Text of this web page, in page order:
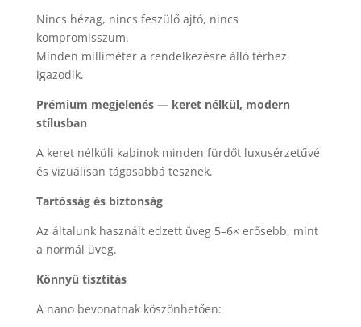
Nincs hézag, nincs feszülő ajtó, nincs
kompromisszum.
Minden milliméter a rendelkezésre álló térhez
igazodik.
Prémium megjelenés — keret nélkül, modern
stílusban
A keret nélküli kabinok minden fürdőt luxusérzetűvé
és vizuálisan tágasabbá tesznek.
Tartósság és biztonság
Az általunk használt edzett üveg 5–6× erősebb, mint
a normál üveg.
Könnyű tisztítás
A nano bevonatnak köszönhetően: